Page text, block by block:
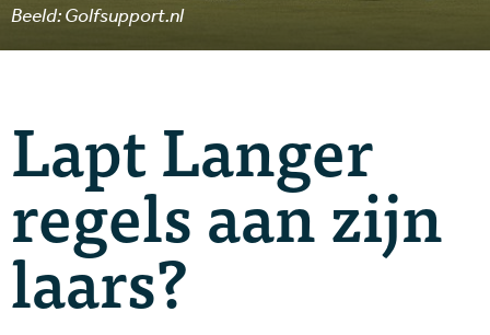
Beeld: Golfsupport.nl
Lapt Langer
regels aan zijn
laars?